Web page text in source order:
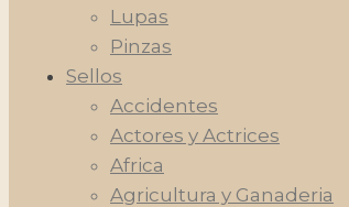
Lupas
Pinzas
Sellos
Accidentes
Actores y Actrices
Africa
Agricultura y Ganaderia